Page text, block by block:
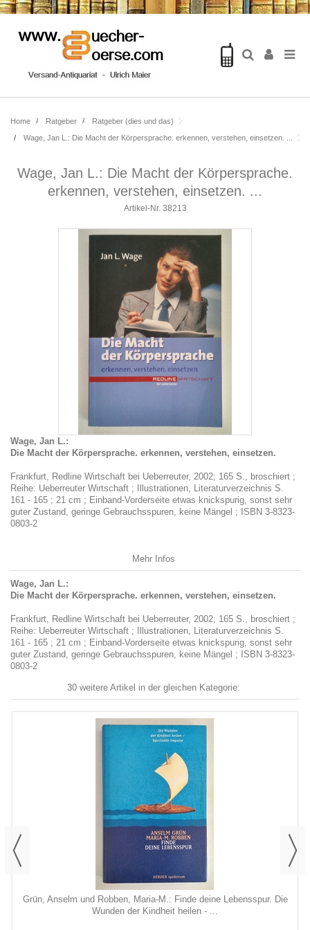
Home Ratgeber
Ratgeber (dies und das)
Wage, Jan L.: Die Macht der Körpersprache. erkennen, verstehen, einsetzen. ...
Wage, Jan L.: Die Macht der Körpersprache.
erkennen, verstehen, einsetzen. ...
Artikel-Nr. 38213
Wage, Jan L.:
Die Macht der Körpersprache. erkennen, verstehen, einsetzen.
Frankfurt, Redline Wirtschaft bei Ueberreuter, 2002; 165 S., broschiert ;
Reihe: Ueberreuter Wirtschaft ; Illustrationen, Literaturverzeichnis S.
161 - 165 ; 21 cm ; Einband-Vorderseite etwas knickspurig, sonst sehr
guter Zustand, geringe Gebrauchsspuren, keine Mängel ; ISBN 3-8323-
0803-2
Mehr Infos
Wage, Jan L.:
Die Macht der Körpersprache. erkennen, verstehen, einsetzen.
Frankfurt, Redline Wirtschaft bei Ueberreuter, 2002; 165 S., broschiert ;
Reihe: Ueberreuter Wirtschaft ; Illustrationen, Literaturverzeichnis S.
161 - 165 ; 21 cm ; Einband-Vorderseite etwas knickspurig, sonst sehr
guter Zustand, geringe Gebrauchsspuren, keine Mängel ; ISBN 3-8323-
0803-2
30 weitere Artikel in der gleichen Kategorie:
Grün, Anselm und Robben, Maria-M.: Finde deine Lebensspur. Die
Wunden der Kindheit heilen - ...